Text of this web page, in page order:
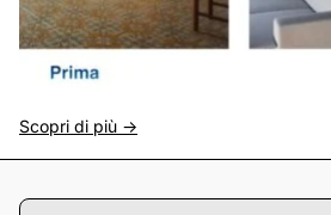
Scopri di più ->